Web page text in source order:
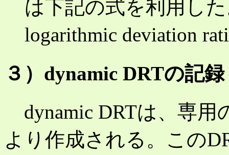
は下記の式を利用し
logarithmic deviation
３）dynamic DRTの記録
dynamic DRTは、専用
より作成される。この